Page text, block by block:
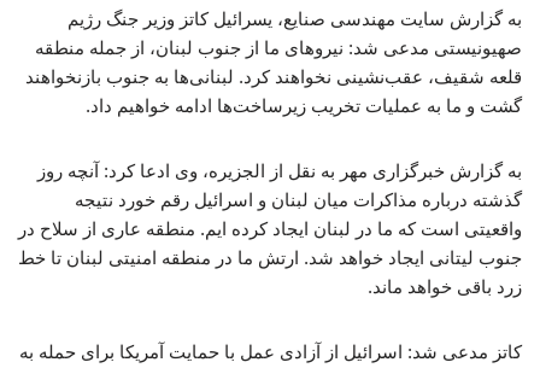
به گزارش سایت مهندسی صنایع، یسرائیل کاتز وزیر جنگ رژیم
صهیونیستی مدعی شد: نیروهای ما از جنوب لبنان، از جمله منطقه
قلعه شقیف، عقب‌نشینی نخواهند کرد. لبنانی‌ها به جنوب بازنخواهند
گشت و ما به عملیات تخریب زیرساخت‌ها ادامه خواهیم داد.
به گزارش خبرگزاری مهر به نقل از الجزیره، وی ادعا کرد: آنچه روز
گذشته درباره مذاکرات میان لبنان و اسرائیل رقم خورد نتیجه
واقعیتی است که ما در لبنان ایجاد کرده ایم. منطقه عاری از سلاح در
جنوب لیتانی ایجاد خواهد شد. ارتش ما در منطقه امنیتی لبنان تا خط
زرد باقی خواهد ماند.
کاتز مدعی شد: اسرائیل از آزادی عمل با حمایت آمریکا برای حمله به